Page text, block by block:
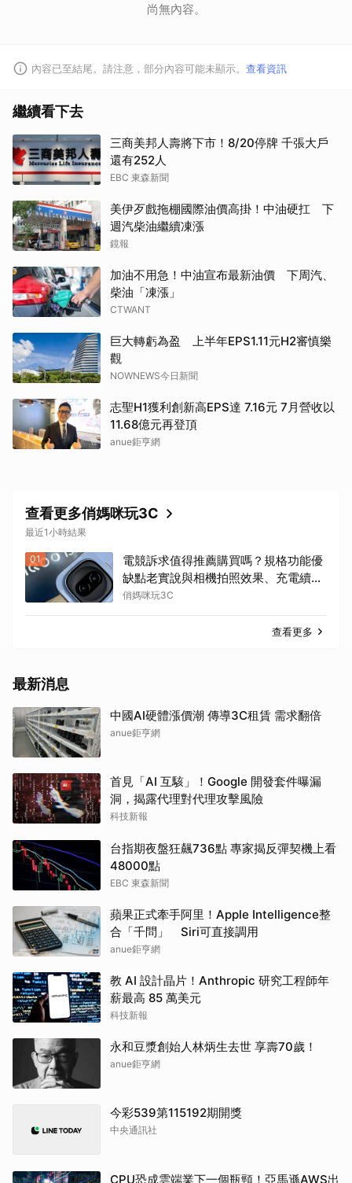
尚無內容。
內容已至結尾。請注意，部分內容可能未顯示。 查看資訊
繼續看下去
三商美邦人壽將下市！8/20停牌 千張大戶
還有252人
EBC 東森新聞
美伊歹戲拖棚國際油價高掛！中油硬扛 下
週汽柴油繼續凍漲
鏡報
加油不用急！中油宣布最新油價 下周汽、
柴油「凍漲」
CTWANT
巨大轉虧為盈 上半年EPS1.11元H2審慎樂
觀
NOWNEWS今日新聞
志聖H1獲利創新高EPS達 7.16元 7月營收以
11.68億元再登頂
anue鉅亨網
查看更多俏媽咪玩3C
最近1小時結果
01
電競訴求值得推薦購買嗎？規格功能優
缺點老實說與相機拍照效果、充電續航
效能表現評測，iQOO 15R 開箱實測心
俏媽咪玩3C
查看更多
最新消息
中國AI硬體漲價潮 傳導3C租賃 需求翻倍
anue鉅亨網
首見「AI 互駭」！Google 開發套件曝漏
洞，揭露代理對代理攻擊風險
科技新報
台指期夜盤狂飆736點 專家揭反彈契機上看
48000點
EBC 東森新聞
蘋果正式牽手阿里！Apple Intelligence整
合「千問」 Siri可直接調用
anue鉅亨網
教 AI 設計晶片！Anthropic 研究工程師年
薪最高 85 萬美元
科技新報
永和豆漿創始人林炳生去世 享壽70歲！
anue鉅亨網
今彩539第115192期開獎
中央通訊社
CPU恐成雲端業下一個瓶頸！亞馬遜AWS出